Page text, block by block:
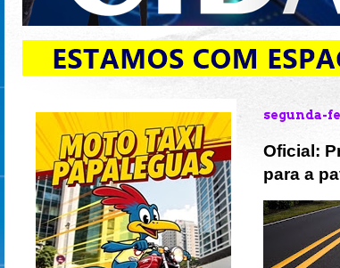
segunda-
Oficial:
para a